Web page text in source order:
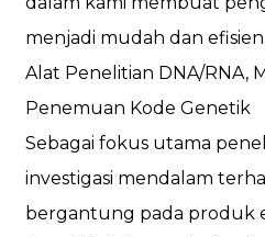
menjadi mudah dan efisien.
Alat Penelitian DNA/RNA,
Penemuan Kode Genetik
Sebagai fokus utama
investigasi mendalam
bergantung pada produk